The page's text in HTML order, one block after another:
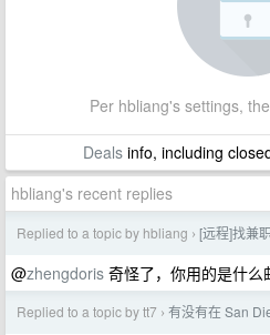
Per hbliang's settings,
Dealsinfo, including
hbliang's recent replies
Replied to a topic by hbliang › [远程]找兼
@zhengdoris 奇怪了，你用的是什么
Replied to a topic by tt7 › 有没有在 San